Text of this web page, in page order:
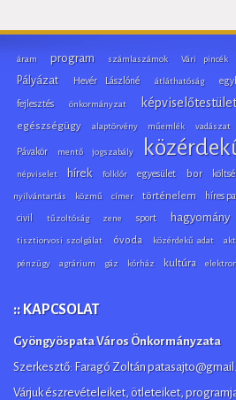
áram program számlaszámok Vári pincék
Pályázat Hevér Lászlóné átláthatóság
fejlesztés önkormányzat
egészségügy alaptörvény műemlék vadászat
Pávakör mentő jogszabály
népviselet hírek folklór egyesület bor
nyilvántartás közmű címer történelem híres
civil tűzoltóság zene sport hagyomány
tisztiorvosi szolgálat óvoda közérdekű adat
pénzügy agrárium gáz kórház kultúra
:: KAPCSOLAT
Gyöngyöspata Város Önkormányzata
Szerkesztő: Faragó Zoltán
Várjuk észrevételeiket, ötleteiket,